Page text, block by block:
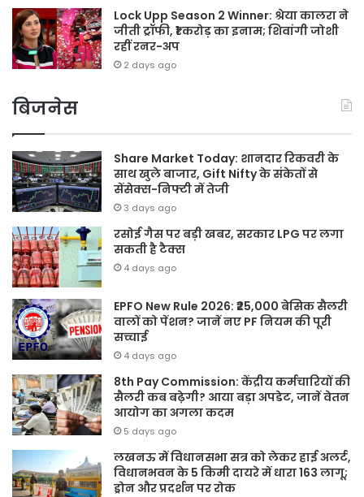
Lock Upp Season 2 Winner: श्रेया कालरा ने
जीती ट्रॉफी, ₹1 करोड़ का इनाम; शिवांगी जोशी
रहीं रनर-अप
2 days ago
बिजनेस
Share Market Today: शानदार रिकवरी के
साथ खुले बाजार, Gift Nifty के संकेतों से
सेंसेक्स-निफ्टी में तेजी
3 days ago
रसोई गैस पर बड़ी खबर, सरकार LPG पर लगा
सकती है टैक्स
4 days ago
EPFO New Rule 2026: ₹25,000 बेसिक सैलरी
वालों को पेंशन? जानें नए PF नियम की पूरी
सच्चाई
4 days ago
8th Pay Commission: केंद्रीय कर्मचारियों की
सैलरी कब बढ़ेगी? आया बड़ा अपडेट, जानें वेतन
आयोग का अगला कदम
5 days ago
लखनऊ में विधानसभा सत्र को लेकर हाई अलर्ट,
विधानभवन के 5 किमी दायरे में धारा 163 लागू;
ड्रोन और प्रदर्शन पर रोक